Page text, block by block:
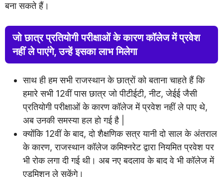
बना सकते हैं।
जो छात्र प्रतियोगी परीक्षाओं के कारण कॉलेज में प्रवेश
नहीं ले पाएंगे, उन्हें इसका लाभ मिलेगा
साथ ही हम सभी राजस्थान के छात्रों को बताना चाहते हैं कि
हमारे सभी 12वीं पास छात्र जो पीटीईटी, नीट, जेईई जैसी
प्रतियोगी परीक्षाओं के कारण कॉलेज में प्रवेश नहीं ले पाए थे,
अब उनकी समस्या हल हो गई है |
क्योंकि 12वीं के बाद, दो शैक्षणिक सत्र यानी दो साल के अंतराल
के कारण, राजस्थान कॉलेज कमिश्नरेट द्वारा नियमित प्रवेश पर
भी रोक लगा दी गई थी। अब नए बदलाव के बाद वे भी कॉलेज में
एडमिशन ले सकेंगे।